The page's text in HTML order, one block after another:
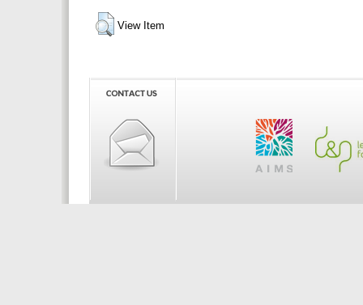
View Item